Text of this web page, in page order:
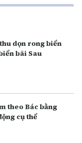
dọn rong biển
bãi Sau
theo Bác bằng
cụ thể